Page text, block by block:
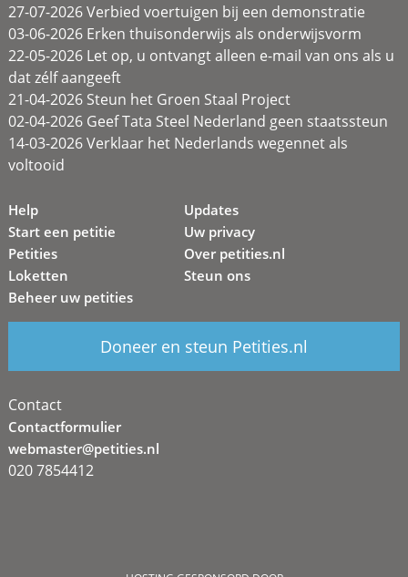
27-07-2026 Verbied voertuigen bij een demonstratie
03-06-2026 Erken thuisonderwijs als onderwijsvorm
22-05-2026 Let op, u ontvangt alleen e-mail van ons als u
dat zélf aangeeft
21-04-2026 Steun het Groen Staal Project
02-04-2026 Geef Tata Steel Nederland geen staatssteun
14-03-2026 Verklaar het Nederlands wegennet als
voltooid
Help
Start een petitie
Petities
Loketten
Beheer uw petities
Updates
Uw privacy
Over petities.nl
Steun ons
Doneer en steun Petities.nl
Contact
Contactformulier
webmaster@petities.nl
020 7854412